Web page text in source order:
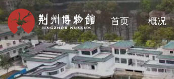
首页 概况